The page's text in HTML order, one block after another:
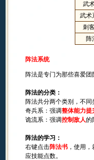
武
武术
刺
阵
阵法系统
阵法是专门为那些喜爱
阵法的分类：
阵法共分两个类别，不同
奇兵系：强调整体能力提
诡流系：强调控制敌人的
阵法的学习：
右键点击阵法书 ，使用
应技能点数。